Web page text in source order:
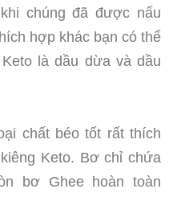
chúng đã được nấu
hợp khác bạn có thể
là dầu dừa và dầu
chất béo tốt rất thích
Keto. Bơ chỉ chứa
bơ Ghee hoàn toàn